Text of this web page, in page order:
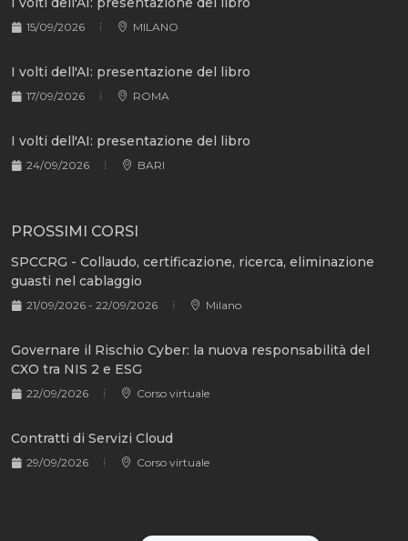
15/09/2026 MILANO
I volti dell'AI: presentazione del libro
17/09/2026 ROMA
I volti dell'AI: presentazione del libro
24/09/2026 BARI
PROSSIMI CORSI
SPCCRG - Collaudo, certificazione, ricerca, eliminazione
guasti nel cablaggio
21/09/2026 - 22/09/2026 Milano
Governare il Rischio Cyber: la nuova responsabilità del
CXO tra NIS 2 e ESG
22/09/2026 Corso virtuale
Contratti di Servizi Cloud
29/09/2026 Corso virtuale